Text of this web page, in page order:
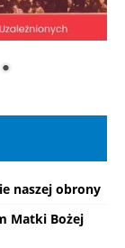
naszej obrony
Matki Bożej